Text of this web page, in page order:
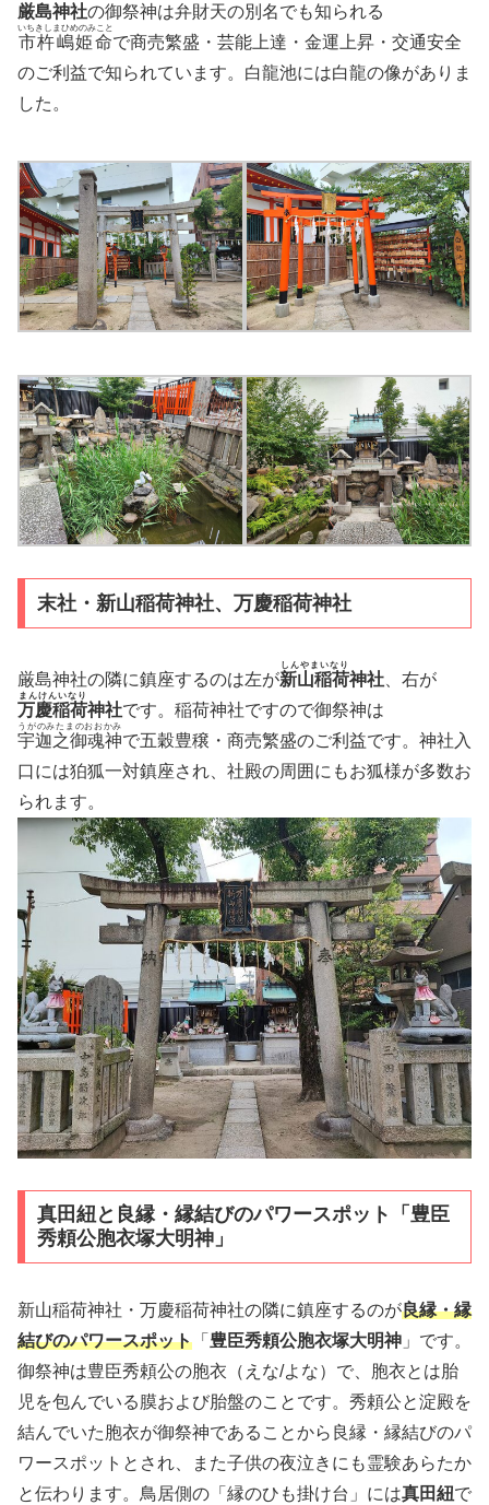
厳島神社の御祭神は弁財天の別名でも知られる
市杵嶋姫命
いちきしまひめのみこと
で商売繁盛・芸能上達・金運上昇・交通安全
のご利益で知られています。白龍池には白龍の像がありま
した。
末社・新山稲荷神社、万慶稲荷神社
厳島神社の隣に鎮座するのは左が新山稲荷
しんやまいなり
神社 、右が
万慶稲荷
まんけんいなり
神社です。稲荷神社ですので御祭神は
宇迦之御魂神
うがのみたまのおおかみ
で五穀豊穣・商売繁盛のご利益です。神社入
口には狛狐一対鎮座され、社殿の周囲にもお狐様が多数お
られます。
真田紐と良縁・縁結びのパワースポット「豊臣
秀頼公胞衣塚大明神」
新山稲荷神社・万慶稲荷神社の隣に鎮座するのが良縁・縁
結びのパワースポット 「 豊臣秀頼公胞衣塚大明神 」です。
御祭神は豊臣秀頼公の胞衣（えな/よな）で、胞衣とは胎
児を包んでいる膜および胎盤のことです。秀頼公と淀殿を
結んでいた胞衣が御祭神であることから良縁・縁結びのパ
ワースポットとされ、また子供の夜泣きにも霊験あらたか
と伝わります。鳥居側の「縁のひも掛け台」には真田紐で